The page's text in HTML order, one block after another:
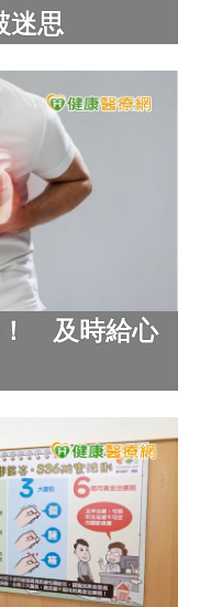
迷思
！ 及時給心